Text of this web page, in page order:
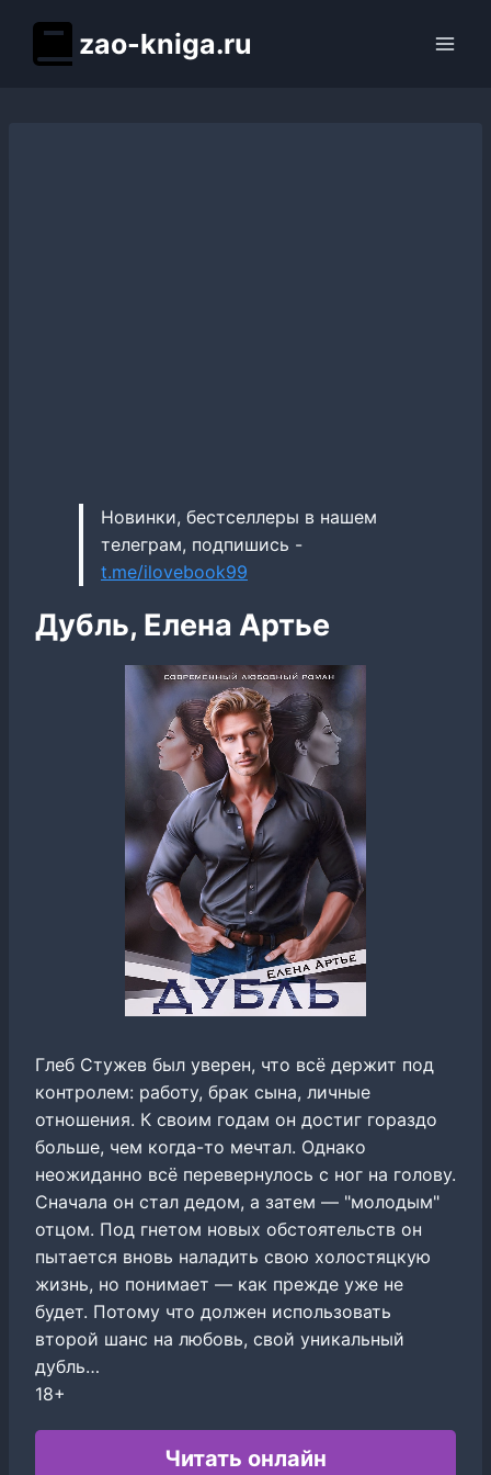
содержимому
zao-kniga.ru
Новинки, бестселлеры в нашем
телеграм, подпишись -
t.me/ilovebook99
Дубль, Елена Артье
Глеб Стужев был уверен, что всё держит под
контролем: работу, брак сына, личные
отношения. К своим годам он достиг гораздо
больше, чем когда-то мечтал. Однако
неожиданно всё перевернулось с ног на голову.
Сначала он стал дедом, а затем — "молодым"
отцом. Под гнетом новых обстоятельств он
пытается вновь наладить свою холостяцкую
жизнь, но понимает — как прежде уже не
будет. Потому что должен использовать
второй шанс на любовь, свой уникальный
дубль…
18+
Читать онлайн